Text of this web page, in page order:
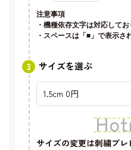
注意事項
・機種依存文字は対応してお
・スペースは「■」で表示さ
サイズを選ぶ
サイズの変更は刺繍プレ